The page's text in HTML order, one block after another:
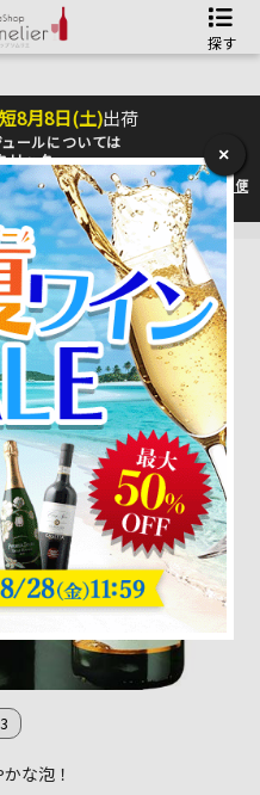
探す
8月8日(土)出荷
ールについては
リック
生じております。最新情報は佐川急便
下さい。
3
な泡！
×